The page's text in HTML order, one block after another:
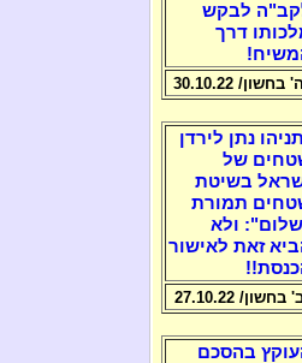
לבקש
דרך
ה' בחשון/ 30.10.22
נתן לירדן
של
בשיטת
תמורת
ולא
זאת לאישור
בחשון/ 27.10.22
בהסכם